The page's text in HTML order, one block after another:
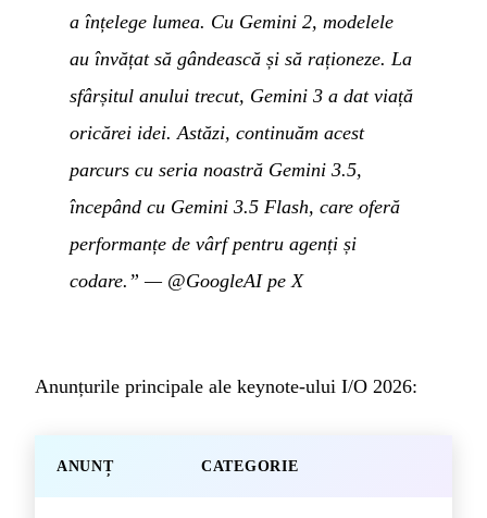
a înțelege lumea. Cu Gemini 2, modelele
au învățat să gândească și să raționeze. La
sfârșitul anului trecut, Gemini 3 a dat viață
oricărei idei. Astăzi, continuăm acest
parcurs cu seria noastră Gemini 3.5,
începând cu Gemini 3.5 Flash, care oferă
performanțe de vârf pentru agenți și
codare.” — @GoogleAI pe X
Anunțurile principale ale keynote-ului I/O 2026:
ANUNȚ CATEGORIE